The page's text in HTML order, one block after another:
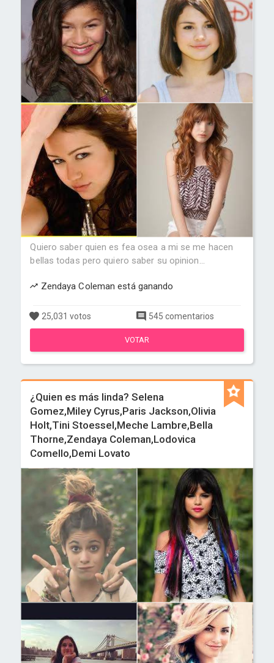
Quiero saber quien es fea osea a mi se me hacen
bellas todas pero quiero saber su opinion...
Zendaya Coleman está ganando
25,031 votos 545 comentarios
VOTAR
¿Quien es más linda? Selena
Gomez,Miley Cyrus,Paris Jackson,Olivia
Holt,Tini Stoessel,Meche Lambre,Bella
Thorne,Zendaya Coleman,Lodovica
Comello,Demi Lovato